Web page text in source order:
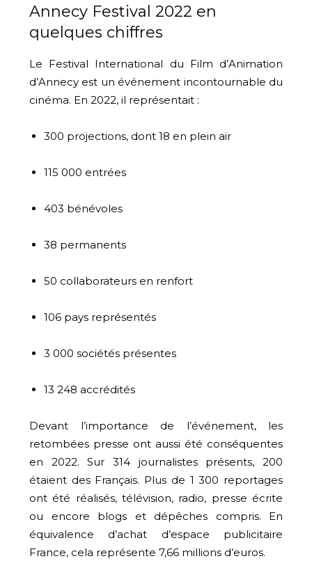
Annecy Festival 2022 en
quelques chiffres
Le Festival International du Film d’Animation
d’Annecy est un événement incontournable du
cinéma. En 2022, il représentait :
300 projections, dont 18 en plein air
115 000 entrées
403 bénévoles
38 permanents
50 collaborateurs en renfort
106 pays représentés
3 000 sociétés présentes
13 248 accrédités
Devant l’importance de l’événement, les
retombées presse ont aussi été conséquentes
en 2022. Sur 314 journalistes présents, 200
étaient des Français. Plus de 1 300 reportages
ont été réalisés, télévision, radio, presse écrite
ou encore blogs et dépêches compris. En
équivalence d’achat d’espace publicitaire
France, cela représente 7,66 millions d’euros.